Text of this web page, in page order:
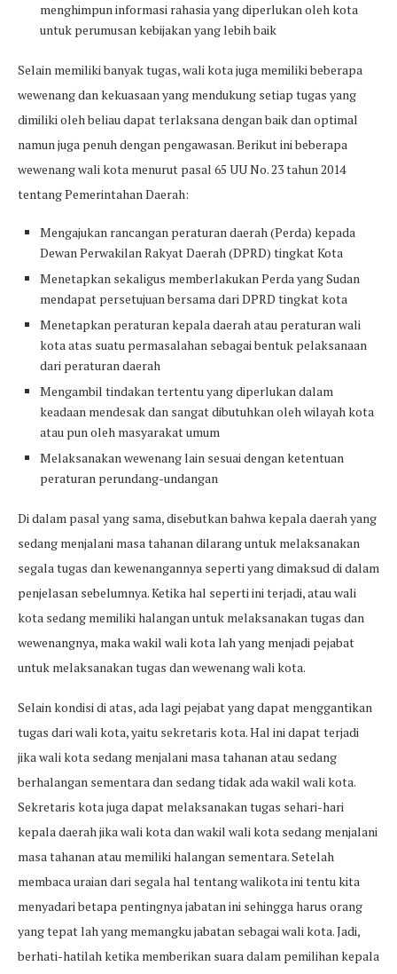
menghimpun informasi rahasia yang diperlukan oleh kota
untuk perumusan kebijakan yang lebih baik
Selain memiliki banyak tugas, wali kota juga memiliki beberapa
wewenang dan kekuasaan yang mendukung setiap tugas yang
dimiliki oleh beliau dapat terlaksana dengan baik dan optimal
namun juga penuh dengan pengawasan. Berikut ini beberapa
wewenang wali kota menurut pasal 65 UU No. 23 tahun 2014
tentang Pemerintahan Daerah:
Mengajukan rancangan peraturan daerah (Perda) kepada
Dewan Perwakilan Rakyat Daerah (DPRD) tingkat Kota
Menetapkan sekaligus memberlakukan Perda yang Sudan
mendapat persetujuan bersama dari DPRD tingkat kota
Menetapkan peraturan kepala daerah atau peraturan wali
kota atas suatu permasalahan sebagai bentuk pelaksanaan
dari peraturan daerah
Mengambil tindakan tertentu yang diperlukan dalam
keadaan mendesak dan sangat dibutuhkan oleh wilayah kota
atau pun oleh masyarakat umum
Melaksanakan wewenang lain sesuai dengan ketentuan
peraturan perundang-undangan
Di dalam pasal yang sama, disebutkan bahwa kepala daerah yang
sedang menjalani masa tahanan dilarang untuk melaksanakan
segala tugas dan kewenangannya seperti yang dimaksud di dalam
penjelasan sebelumnya. Ketika hal seperti ini terjadi, atau wali
kota sedang memiliki halangan untuk melaksanakan tugas dan
wewenangnya, maka wakil wali kota lah yang menjadi pejabat
untuk melaksanakan tugas dan wewenang wali kota.
Selain kondisi di atas, ada lagi pejabat yang dapat menggantikan
tugas dari wali kota, yaitu sekretaris kota. Hal ini dapat terjadi
jika wali kota sedang menjalani masa tahanan atau sedang
berhalangan sementara dan sedang tidak ada wakil wali kota.
Sekretaris kota juga dapat melaksanakan tugas sehari-hari
kepala daerah jika wali kota dan wakil wali kota sedang menjalani
masa tahanan atau memiliki halangan sementara. Setelah
membaca uraian dari segala hal tentang walikota ini tentu kita
menyadari betapa pentingnya jabatan ini sehingga harus orang
yang tepat lah yang memangku jabatan sebagai wali kota. Jadi,
berhati-hatilah ketika memberikan suara dalam pemilihan kepala